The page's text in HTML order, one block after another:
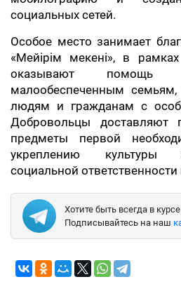
социальных сетей.
Особое место занимает
«Мейірім мекені», в
оказывают помощь
малообеспеченным
людям и гражданам с
Добровольцы доставляют
предметы первой
укреплению
социальной
Хотите быть всегда в
Подписывайтесь на наш